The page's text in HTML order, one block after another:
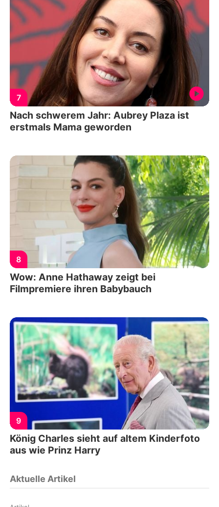
7
Nach schwerem Jahr: Aubrey Plaza ist
erstmals Mama geworden
8
Wow: Anne Hathaway zeigt bei
Filmpremiere ihren Babybauch
9
König Charles sieht auf altem Kinderfoto
aus wie Prinz Harry
Aktuelle Artikel